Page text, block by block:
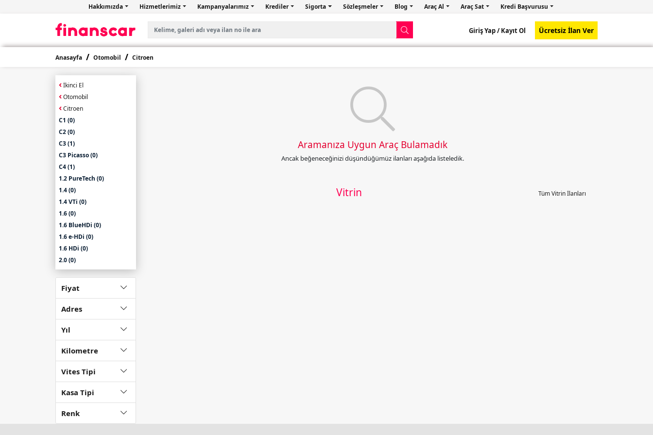
Hakkımızda Hizmetlerimiz Kampanyalarımız Krediler Sigorta Sözleşmeler Blog Araç Al Araç Sat Kredi Başvurusu
Giriş Yap /Kayıt Ol Ücretsiz İlan Ver
Anasayfa Otomobil Citroen
İkinci El
Otomobil
Citroen
C1 (0)
C2 (0)
C3 (1)
C3 Picasso (0)
C4 (1)
1.2 PureTech (0)
1.4 (0)
1.4 VTi (0)
1.6 (0)
1.6 BlueHDi (0)
1.6 e-HDi (0)
1.6 HDi (0)
2.0 (0)
2.0 HDi (0)
C4 Picasso (0)
C5 (0)
C6 (0)
C8 (0)
C-Elysée (1)
Saxo (0)
Picasso 1.6 (0)
Picasso 2.0 (0)
ZX (0)
Fiyat
Adres
Yıl
Kilometre
Vites Tipi
Kasa Tipi
Renk
Aramanıza Uygun Araç Bulamadık
Ancak beğeneceğinizi düşündüğümüz ilanları aşağıda listeledik.
Vitrin Tüm Vitrin İlanları